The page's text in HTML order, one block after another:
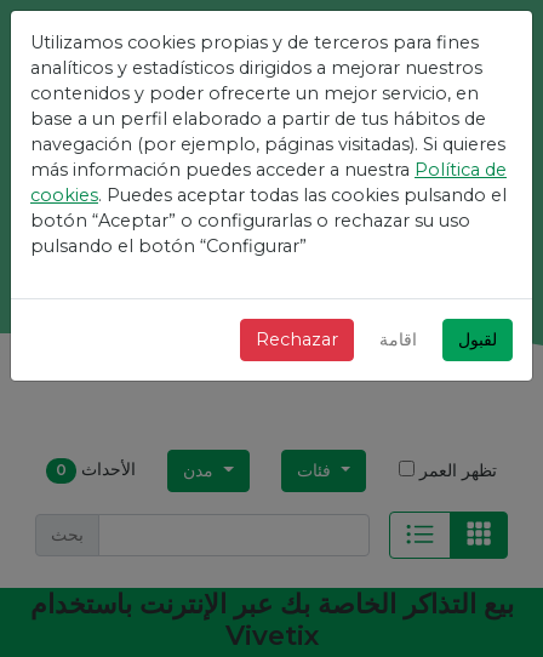
أسهل منصة للأحداث
+ سريع + بسيط ومجاني!
بحث
0 الأحداث تظهر العمر
بحث
بيع التذاكر الخاصة بك عبر الإنترنت باستخدام
Vivetix
Utilizamos cookies propias y de terceros para fines
analíticos y estadísticos dirigidos a mejorar nuestros
contenidos y poder ofrecerte un mejor servicio, en
base a un perfil elaborado a partir de tus hábitos de
navegación (por ejemplo, páginas visitadas). Si quieres
más información puedes acceder a nuestra Política de
cookies. Puedes aceptar todas las cookies pulsando el
botón “Aceptar” o configurarlas o rechazar su uso
pulsando el botón “Configurar”
Rechazar اقامة لقبول